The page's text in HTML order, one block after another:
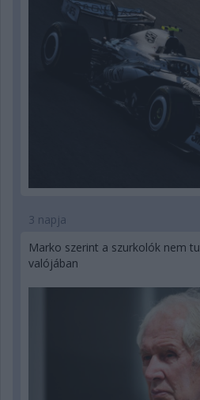
3 napja
Marko szerint a szurkolók nem
valójában